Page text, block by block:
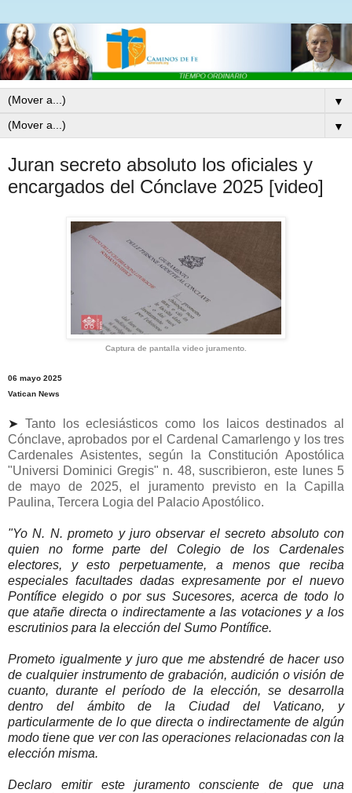
▼
▼
Juran secreto absoluto los oficiales y
encargados del Cónclave 2025 [video]
Captura de pantalla video juramento.
06 mayo 2025
Vatican News
➤ Tanto los eclesiásticos como los laicos destinados al
Cónclave, aprobados por el Cardenal Camarlengo y los tres
Cardenales Asistentes, según la Constitución Apostólica
"Universi Dominici Gregis" n. 48, suscribieron, este lunes 5
de mayo de 2025, el juramento previsto en la Capilla
Paulina, Tercera Logia del Palacio Apostólico.
"Yo N. N. prometo y juro observar el secreto absoluto con
quien no forme parte del Colegio de los Cardenales
electores, y esto perpetuamente, a menos que reciba
especiales facultades dadas expresamente por el nuevo
Pontífice elegido o por sus Sucesores, acerca de todo lo
que atañe directa o indirectamente a las votaciones y a los
escrutinios para la elección del Sumo Pontífice.
Prometo igualmente y juro que me abstendré de hacer uso
de cualquier instrumento de grabación, audición o visión de
cuanto, durante el período de la elección, se desarrolla
dentro del ámbito de la Ciudad del Vaticano, y
particularmente de lo que directa o indirectamente de algún
modo tiene que ver con las operaciones relacionadas con la
elección misma.
Declaro emitir este juramento consciente de que una